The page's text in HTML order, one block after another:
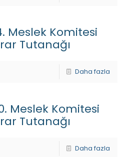
Meslek Komitesi
Tutanağı
Daha fazla
Meslek Komitesi
Tutanağı
Daha fazla